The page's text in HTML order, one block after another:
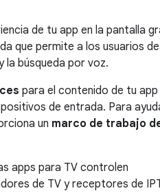
de tu app en la pantalla
que permite a los usuarios
la búsqueda por voz.
para el contenido de tu app
de entrada. Para
un marco de trabajo
apps para TV controlen
de TV y receptores de